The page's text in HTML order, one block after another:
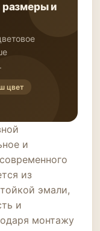
размеры и
цвет
и
из
эмали,
и
монтажу